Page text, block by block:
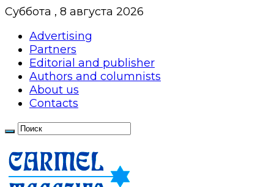
Суббота , 8 августа 2026
Advertising
Partners
Editorial and publisher
Authors and columnists
About us
Contacts